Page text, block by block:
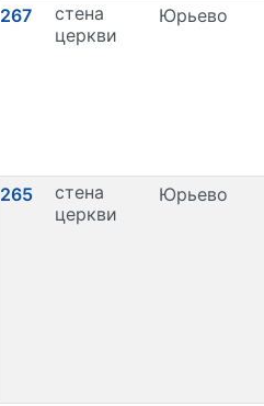
267
стена
церкви
Юрьево
265
стена
церкви
Юрьево